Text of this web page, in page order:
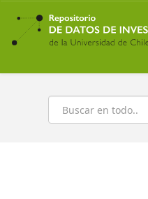
Ir
contenido
principal
Buscar